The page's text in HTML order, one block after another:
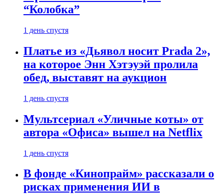
“Колобка”
1 день спустя
Платье из «Дьявол носит Prada 2»,
на которое Энн Хэтэуэй пролила
обед, выставят на аукцион
1 день спустя
Мультсериал «Уличные коты» от
автора «Офиса» вышел на Netflix
1 день спустя
В фонде «Кинопрайм» рассказали о
рисках применения ИИ в